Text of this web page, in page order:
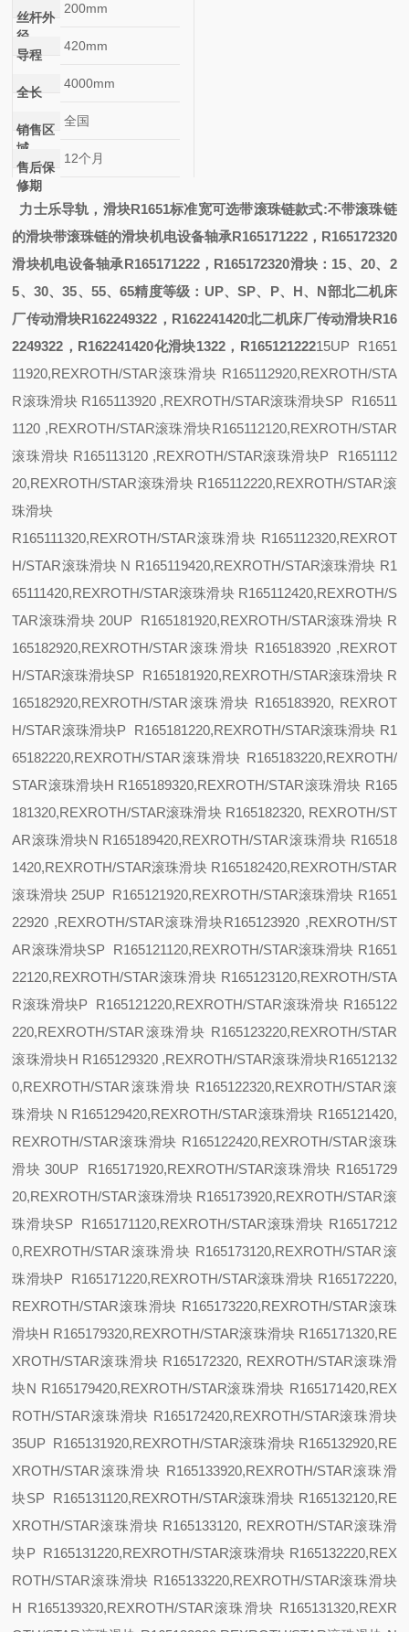
丝杆外
径
200mm
导程
420mm
全长
4000mm
销售区
域
全国
售后保
修期
12个月
力士乐导轨，滑块R1651标准宽可选带滚珠链款式:不带滚珠链
的滑块带滚珠链的滑块机电设备轴承R165171222，R165172320
滑块机电设备轴承R165171222，R165172320滑块 ：15、20、2
5、30、35、55、65精度等级：UP、SP、P、H、N部北二机床
厂传动滑块R162249322，R162241420北二机床厂传动滑块R16
2249322，R162241420化滑块1322，R16512122215UP R1651
11920,REXROTH/STAR滚珠滑块 R165112920,REXROTH/STA
R滚珠滑块 R165113920 ,REXROTH/STAR滚珠滑块SP R16511
1120 ,REXROTH/STAR滚珠滑块R165112120,REXROTH/STAR
滚珠滑块 R165113120 ,REXROTH/STAR滚珠滑块P R1651112
20,REXROTH/STAR滚珠滑块 R165112220,REXROTH/STAR滚
珠滑块
R165111320,REXROTH/STAR滚珠滑块 R165112320,REXROT
H/STAR滚珠滑块 N R165119420,REXROTH/STAR滚珠滑块 R1
65111420,REXROTH/STAR滚珠滑块 R165112420,REXROTH/S
TAR滚珠滑块 20UP R165181920,REXROTH/STAR滚珠滑块 R
165182920,REXROTH/STAR滚珠滑块 R165183920 ,REXROT
H/STAR滚珠滑块SP R165181920,REXROTH/STAR滚珠滑块 R
165182920,REXROTH/STAR滚珠滑块 R165183920, REXROT
H/STAR滚珠滑块P R165181220,REXROTH/STAR滚珠滑块 R1
65182220,REXROTH/STAR滚珠滑块 R165183220,REXROTH/
STAR滚珠滑块H R165189320,REXROTH/STAR滚珠滑块 R165
181320,REXROTH/STAR滚珠滑块 R165182320, REXROTH/ST
AR滚珠滑块N R165189420,REXROTH/STAR滚珠滑块 R16518
1420,REXROTH/STAR滚珠滑块 R165182420,REXROTH/STAR
滚珠滑块 25UP R165121920,REXROTH/STAR滚珠滑块 R1651
22920 ,REXROTH/STAR滚珠滑块R165123920 ,REXROTH/ST
AR滚珠滑块SP R165121120,REXROTH/STAR滚珠滑块 R1651
22120,REXROTH/STAR滚珠滑块 R165123120,REXROTH/STA
R滚珠滑块P R165121220,REXROTH/STAR滚珠滑块 R165122
220,REXROTH/STAR滚珠滑块 R165123220,REXROTH/STAR
滚珠滑块H R165129320 ,REXROTH/STAR滚珠滑块R16512132
0,REXROTH/STAR滚珠滑块 R165122320,REXROTH/STAR滚
珠滑块 N R165129420,REXROTH/STAR滚珠滑块 R165121420,
REXROTH/STAR滚珠滑块 R165122420,REXROTH/STAR滚珠
滑块30UP R165171920,REXROTH/STAR滚珠滑块 R1651729
20,REXROTH/STAR滚珠滑块 R165173920,REXROTH/STAR滚
珠滑块SP R165171120,REXROTH/STAR滚珠滑块 R16517212
0,REXROTH/STAR滚珠滑块 R165173120,REXROTH/STAR滚
珠滑块P R165171220,REXROTH/STAR滚珠滑块 R165172220,
REXROTH/STAR滚珠滑块 R165173220,REXROTH/STAR滚珠
滑块H R165179320,REXROTH/STAR滚珠滑块 R165171320,RE
XROTH/STAR滚珠滑块 R165172320, REXROTH/STAR滚珠滑
块N R165179420,REXROTH/STAR滚珠滑块 R165171420,REX
ROTH/STAR滚珠滑块 R165172420,REXROTH/STAR滚珠滑块
35UP R165131920,REXROTH/STAR滚珠滑块 R165132920,RE
XROTH/STAR滚珠滑块 R165133920,REXROTH/STAR滚珠滑
块SP R165131120,REXROTH/STAR滚珠滑块 R165132120,RE
XROTH/STAR滚珠滑块 R165133120, REXROTH/STAR滚珠滑
块P R165131220,REXROTH/STAR滚珠滑块 R165132220,REX
ROTH/STAR滚珠滑块 R165133220,REXROTH/STAR滚珠滑块
H R165139320,REXROTH/STAR滚珠滑块 R165131320,REXR